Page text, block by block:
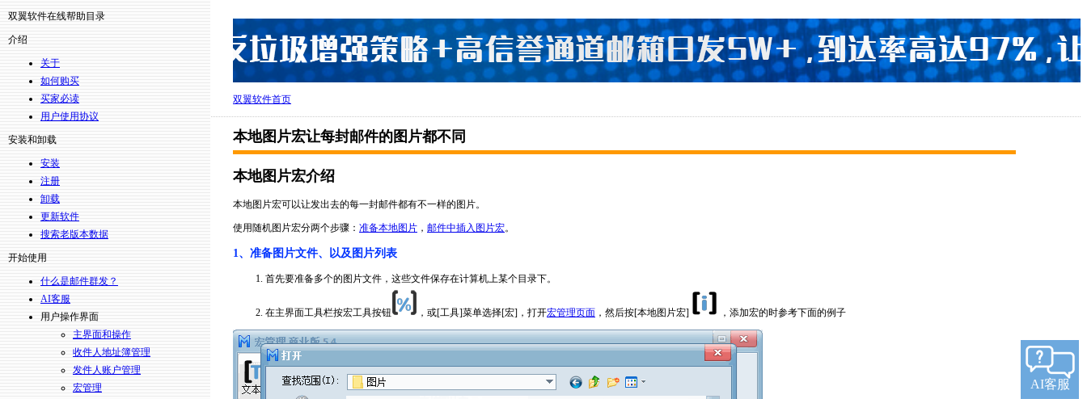
双翼软件在线帮助目录
介绍
关于
如何购买
买家必读
用户使用协议
安装和卸载
安装
注册
卸载
更新软件
搜索老版本数据
开始使用
什么是邮件群发？
AI客服
用户操作界面
主界面和操作
收件人地址簿管理
发件人账户管理
宏管理
双翼软件首页
本地图片宏让每封邮件的图片都不同
本地图片宏介绍
本地图片宏可以让发出去的每一封邮件都有不一样的图片。
使用随机图片宏分两个步骤： 准备本地图片 ， 邮件中插入图片宏。
1、准备图片文件、以及图片列表
首先要准备多个的图片文件，这些文件保存在计算机上某个目录下。
在主界面工具栏按宏工具按钮 ，或[工具]菜单选择[宏]，打开宏管理页面 ，然后按[本地图片宏] ，添加宏的时参考下面的例子
AI客服